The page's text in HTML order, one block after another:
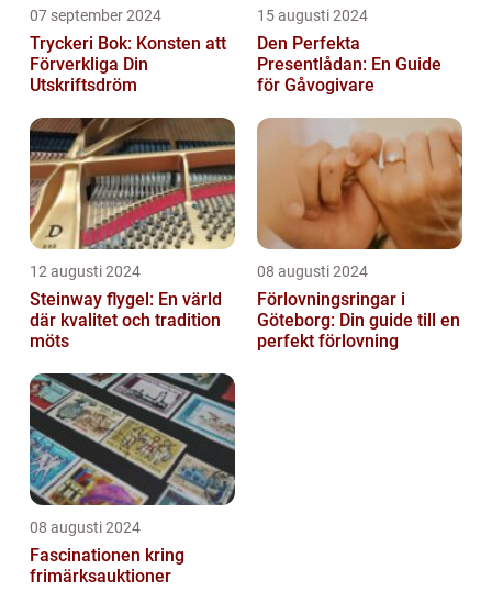
07 september 2024
Tryckeri Bok: Konsten att
Förverkliga Din
Utskriftsdröm
15 augusti 2024
Den Perfekta
Presentlådan: En Guide
för Gåvogivare
12 augusti 2024
Steinway flygel: En värld
där kvalitet och tradition
möts
08 augusti 2024
Förlovningsringar i
Göteborg: Din guide till en
perfekt förlovning
08 augusti 2024
Fascinationen kring
frimärksauktioner